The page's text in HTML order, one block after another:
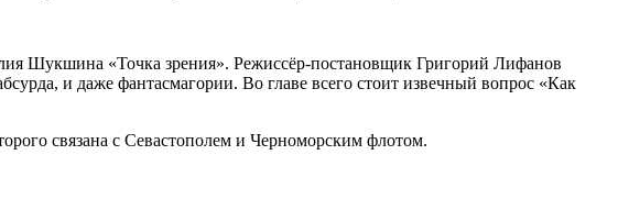
Шукшина «Точка зрения». Режиссёр-постановщик Григорий Лифанов
и даже фантасмагории. Во главе всего стоит извечный вопрос «Как
связана с Севастополем и Черноморским флотом.